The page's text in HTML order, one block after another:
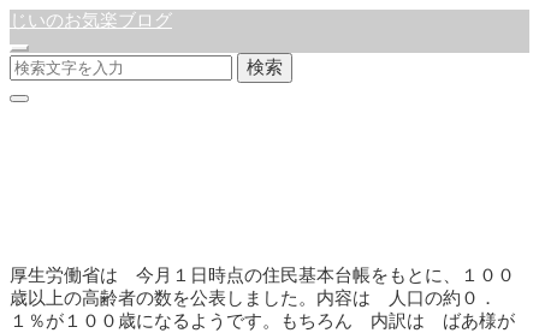
じいのお気楽ブログ
検索
厚生労働省は 今月１日時点の住民基本台帳をもとに、１００
歳以上の高齢者の数を公表しました。内容は 人口の約０．
１％が１００歳になるようです。もちろん 内訳は ばあ様が